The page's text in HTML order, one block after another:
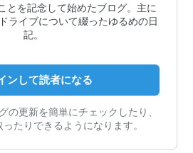
とを記念して始めたブログ。主に
ライブについて綴ったゆるめの日
記。
ンして読者になる
の更新を簡単にチェックしたり、
たりできるようになります。